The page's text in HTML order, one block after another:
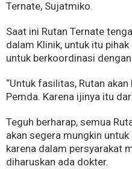
Ternate, Sujatmiko.
Saat ini Rutan Ternate
dalam Klinik, untuk itu
untuk berkoordinasi
“Untuk fasilitas, Rutan
Pemda. Karena ijinya itu
Teguh berharap, semua
akan segera mungkin
karena dalam persyarakat
diharuskan ada dokter.